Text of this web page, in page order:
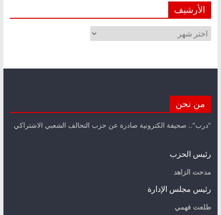
الأرشيف
الأرشيف
من نحن
"درب".. صحيفة الكترونية صادرة عن حزب التحالف الشعبي الاشتراكي
رئيس الحزب
مدحت الزاهد
رئيس مجلس الإدارة
طلعت فهمي